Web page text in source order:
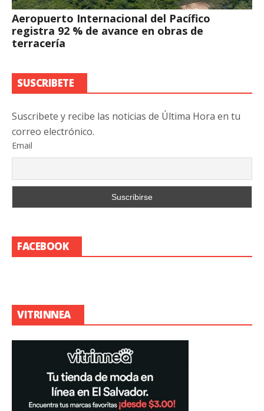
Aeropuerto Internacional del Pacífico
registra 92 % de avance en obras de
terracería
SUSCRIBETE
Suscribete y recibe las noticias de Última Hora en tu
correo electrónico.
Email
FACEBOOK
VITRINNEA